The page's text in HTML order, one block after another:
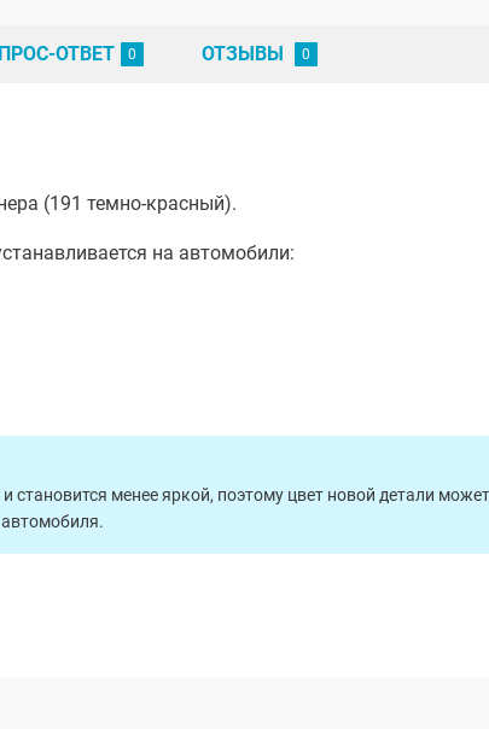
ОТВЕТ ОТЗЫВЫ
(191 темно-красный).
на автомобили:
менее яркой, поэтому цвет новой детали
автомобиля.